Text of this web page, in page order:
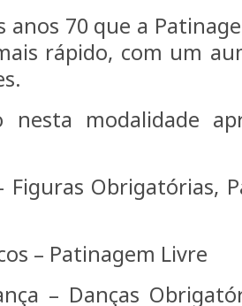
anos 70 que a
rápido, com um
nesta modalidade
Figuras Obrigatórias,
– Patinagem Livre
– Danças